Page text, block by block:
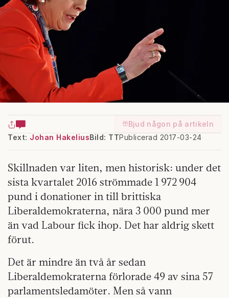
Bjud någon på artikeln
Text: Johan Hakelius Publicerad 2017-03-24
Bild: TT
Skillnaden var liten, men historisk: under det
sista kvartalet 2016 strömmade 1 972 904
pund i donationer in till brittiska
Liberaldemokraterna, nära 3 000 pund mer
än vad Labour fick ihop. Det har aldrig skett
förut.
Det är mindre än två år sedan
Liberaldemokraterna förlorade 49 av sina 57
parlamentsledamöter. Men så vann